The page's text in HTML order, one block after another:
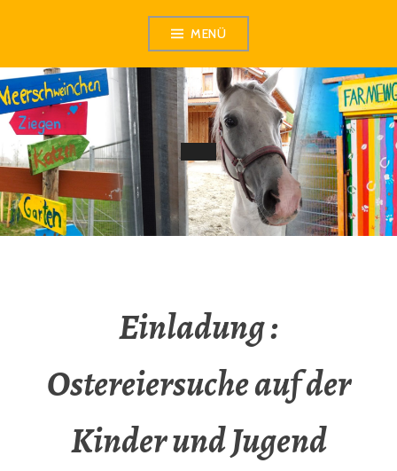
springen
MENÜ
Einladung :
Ostereiersuche auf der
Kinder und Jugend